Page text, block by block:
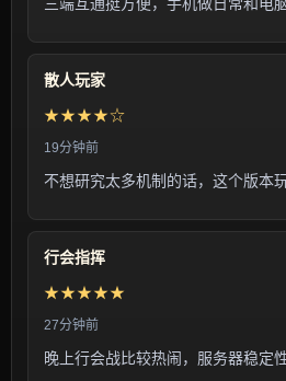
散人玩家
★★★★☆
19分钟前
不想研究太多机制的话，这个版本
行会指挥
★★★★★
27分钟前
晚上行会战比较热闹，服务器稳定